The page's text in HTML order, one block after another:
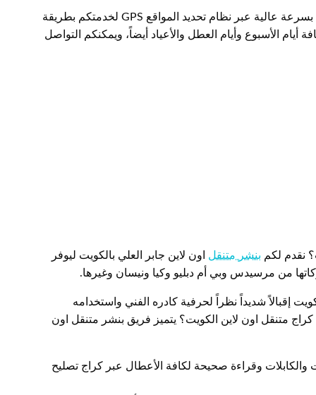
متوافرون في كافة مناطق الكويت وضواحيها ونلبي طلباتكم بسرعة عالية عبر نظام تحديد المواقع GPS لخدمتكم بطريقة
24 ساعة وفي كافة أيام الأسبوع وأيام العطل والأعياد أيضاً، ويمكنكم التواصل
نقدم لكم بنشر متنقل اون لاين جابر العلي بالكويت ليوفر
من مرسيدس وبي أم دبليو وكيا ونيسان وغيرها.
إقبالاً شديداً نظراً لحرفية كادره الفني واستخدامه
متنقل اون لاين الكويت؟ يتميز فريق بنشر متنقل اون
والكابلات وقراءة صحيحة لكافة الأعطال عبر كراج تصليح